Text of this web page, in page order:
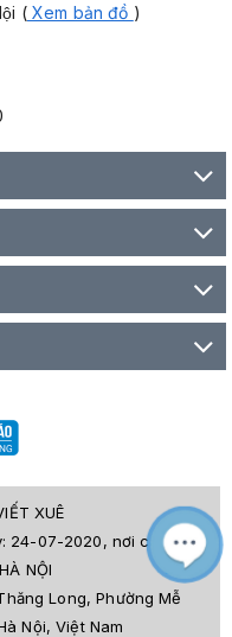
(Xem bản đồ )
XUÊ
24-07-2020, nơi cấp SỞ
NỘI
Long, Phường Mễ
Nội, Việt Nam